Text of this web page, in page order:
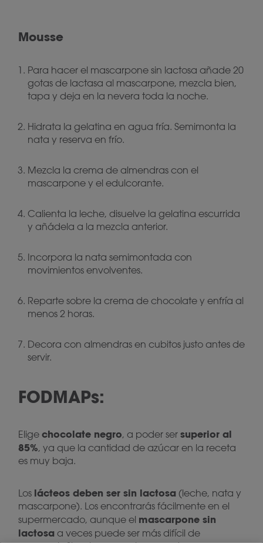
Mousse
Para hacer el mascarpone sin lactosa añade 20
gotas de lactasa al mascarpone, mezcla bien,
tapa y deja en la nevera toda la noche.
Hidrata la gelatina en agua fría. Semimonta la
nata y reserva en frío.
Mezcla la crema de almendras con el
mascarpone y el edulcorante.
Calienta la leche, disuelve la gelatina escurrida
y añádela a la mezcla anterior.
Incorpora la nata semimontada con
movimientos envolventes.
Reparte sobre la crema de chocolate y enfría al
menos 2 horas.
Decora con almendras en cubitos justo antes de
servir.
FODMAPs:
Elige chocolate negro, a poder ser superior al
85%, ya que la cantidad de azúcar en la receta
es muy baja.
Los lácteos deben ser sin lactosa (leche, nata y
mascarpone). Los encontrarás fácilmente en el
supermercado, aunque el mascarpone sin
lactosa a veces puede ser más difícil de